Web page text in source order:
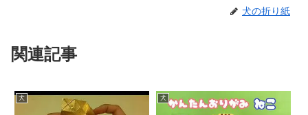
犬の折り紙
関連記事
犬 犬